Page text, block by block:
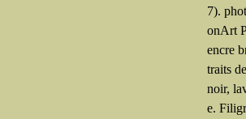
7).
onArt
encre
traits
noir,
e.